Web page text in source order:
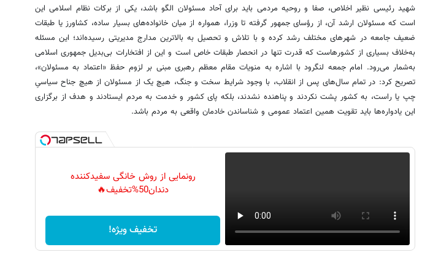
شهید رئیسی نظیر اخلاص، صفا و روحیه مردمی باید برای آحاد مسئولان الگو باشد، یکی از برکات نظام اسلامی این
است که مسئولان ارشد آن، از رؤسای جمهور گرفته تا وزرا، همواره از میان خانواده‌های بسیار ساده، کشاورز یا طبقات
ضعیف جامعه در شهرهای مختلف رشد کرده و با تلاش و تحصیل به بالاترین مدارج مدیریتی رسیده‌اند؛ این مسئله
به‌خلاف بسیاری از کشورهاست که قدرت تنها در انحصار طبقات خاص است و این از افتخارات بی‌بدیل جمهوری اسلامی
به‌شمار می‌رود. امام جمعه لنگرود با اشاره به منویات مقام معظم رهبری مبنی بر لزوم حفظ «اعتماد به مسئولان»،
تصریح کرد: در تمام سال‌های پس از انقلاب، با وجود شرایط سخت و جنگ، هیچ یک از مسئولان از هیچ جناح سیاسیِ
چپ یا راست، به کشور پشت نکردند و پناهنده نشدند، بلکه پای کشور و خدمت به مردم ایستادند و هدف از برگزاری
این یادواره‌ها باید تقویت همین اعتماد عمومی و شناساندن خادمان واقعی به مردم باشد.
رونمایی از روش خانگی سفیدکننده
دندان50%تخفیف🔥
تخفیف ویژه!